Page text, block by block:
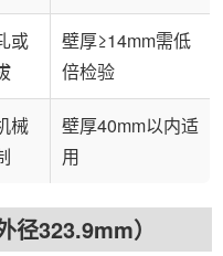
或
壁厚≥14mm需低
倍检验
械
壁厚40mm以内适
用
323.9mm）